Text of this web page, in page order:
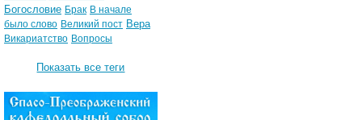
Богословие Брак В начале
было слово Великий пост Вера
Викариатство Вопросы
Показать все теги